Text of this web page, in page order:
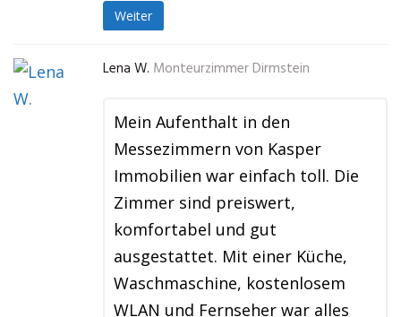
Weiter
Lena W. Monteurzimmer Dirmstein
Mein Aufenthalt in den
Messezimmern von Kasper
Immobilien war einfach toll. Die
Zimmer sind preiswert,
komfortabel und gut
ausgestattet. Mit einer Küche,
Waschmaschine, kostenlosem
WLAN und Fernseher war alles